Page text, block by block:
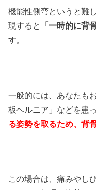
機能性側弯というと難
現すると
「一時的に背
す。
一般的には、あなたも
板ヘルニア」などを患
る姿勢を取るため、背
この場合は、痛みやし